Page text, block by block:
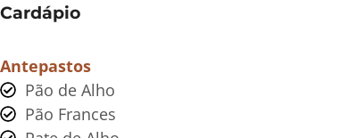
Cardápio
Antepastos
Pão de Alho
Pão Frances